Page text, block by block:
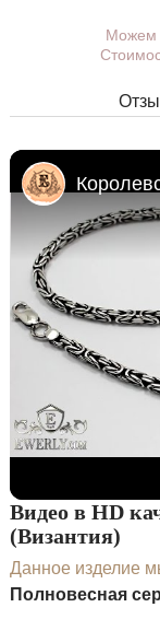
менеджеры
Можем
Видео в HD
(Византия)
Данное изделие
Полновесная